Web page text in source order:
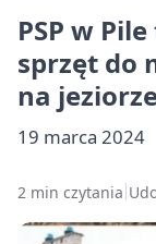
PSP w
sprzęt do
na
19 marca 2024
2 min czytania